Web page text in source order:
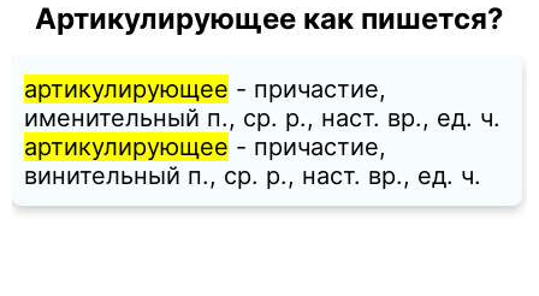
Артикулирующее как пишется?
артикулирующее - причастие,
именительный п., ср. p., наст. вр., ед. ч.
артикулирующее - причастие,
винительный п., ср. p., наст. вр., ед. ч.